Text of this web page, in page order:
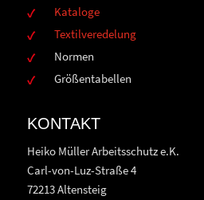
Kataloge
Textilveredelung
Normen
Größentabellen
KONTAKT
Heiko Müller Arbeitsschutz e.K.
Carl-von-Luz-Straße 4
72213 Altensteig